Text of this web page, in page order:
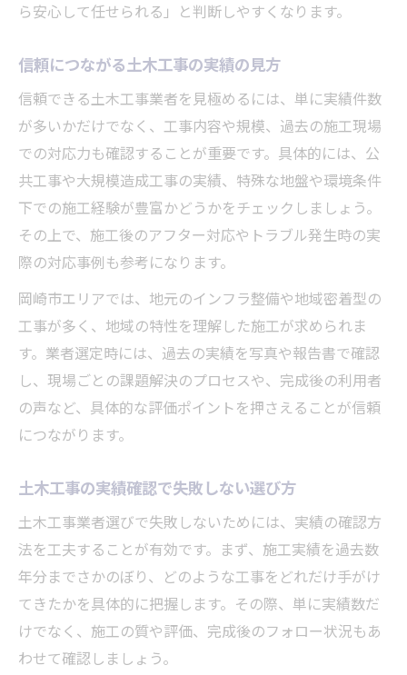
ら安心して任せられる」と判断しやすくなります。
信頼につながる土木工事の実績の見方
信頼できる土木工事業者を見極めるには、単に実績件数
が多いかだけでなく、工事内容や規模、過去の施工現場
での対応力も確認することが重要です。具体的には、公
共工事や大規模造成工事の実績、特殊な地盤や環境条件
下での施工経験が豊富かどうかをチェックしましょう。
その上で、施工後のアフター対応やトラブル発生時の実
際の対応事例も参考になります。
岡崎市エリアでは、地元のインフラ整備や地域密着型の
工事が多く、地域の特性を理解した施工が求められま
す。業者選定時には、過去の実績を写真や報告書で確認
し、現場ごとの課題解決のプロセスや、完成後の利用者
の声など、具体的な評価ポイントを押さえることが信頼
につながります。
土木工事の実績確認で失敗しない選び方
土木工事業者選びで失敗しないためには、実績の確認方
法を工夫することが有効です。まず、施工実績を過去数
年分までさかのぼり、どのような工事をどれだけ手がけ
てきたかを具体的に把握します。その際、単に実績数だ
けでなく、施工の質や評価、完成後のフォロー状況もあ
わせて確認しましょう。